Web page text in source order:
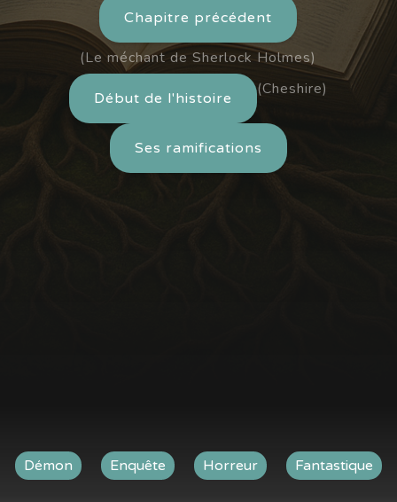
Chapitre précédent
(Le méchant de Sherlock Holmes)
Début de l'histoire (Cheshire)
Ses ramifications
Démon Enquête Horreur Fantastique